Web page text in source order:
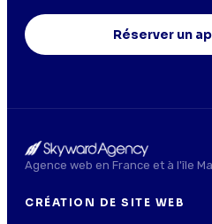
Réserver un
Agence web en France et à l'île
CRÉATION DE SITE WEB